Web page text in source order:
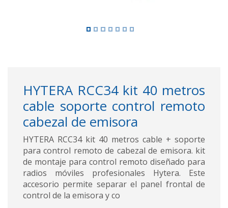
HYTERA RCC34 kit 40 metros
cable soporte control remoto
cabezal de emisora
HYTERA RCC34 kit 40 metros cable + soporte
para control remoto de cabezal de emisora. kit
de montaje para control remoto diseñado para
radios móviles profesionales Hytera. Este
accesorio permite separar el panel frontal de
control de la emisora y co